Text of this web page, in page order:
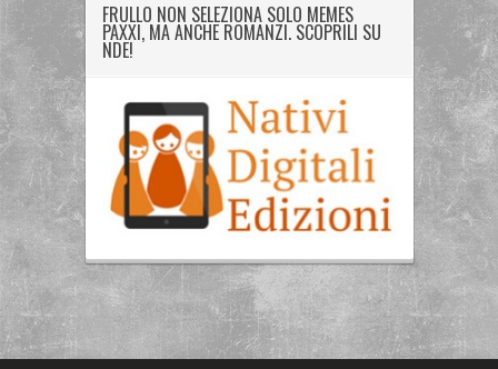
FRULLO NON SELEZIONA SOLO MEMES
PAXXI, MA ANCHE ROMANZI. SCOPRILI SU
NDE!